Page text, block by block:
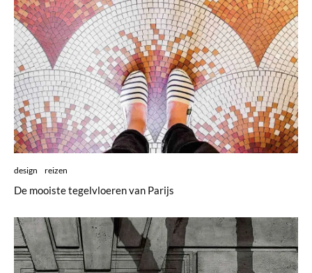
design reizen
De mooiste tegelvloeren van Parijs